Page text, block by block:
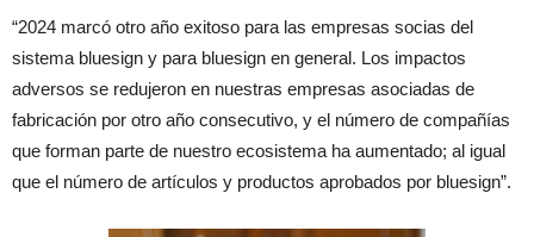
“2024 marcó otro año exitoso para las empresas socias del
sistema bluesign y para bluesign en general. Los impactos
adversos se redujeron en nuestras empresas asociadas de
fabricación por otro año consecutivo, y el número de compañías
que forman parte de nuestro ecosistema ha aumentado; al igual
que el número de artículos y productos aprobados por bluesign”.